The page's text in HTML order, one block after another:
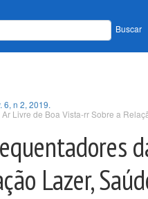
Buscar
6, n 2, 2019.
Livre de Boa Vista-rr Sobre a
Lazer,